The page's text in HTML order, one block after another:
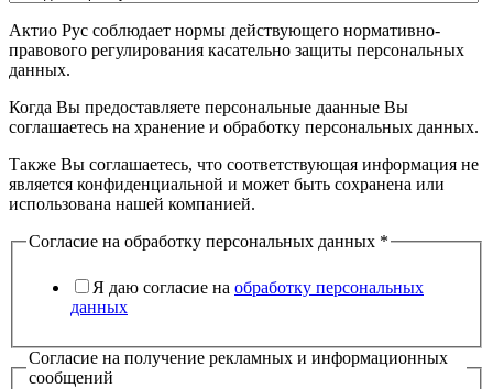
Актио Рус соблюдает нормы действующего нормативно-
правового регулирования касательно защиты персональных
данных.
Когда Вы предоставляете персональные даанные Вы
соглашаетесь на хранение и обработку персональных данных.
Также Вы соглашаетесь, что соответствующая информация не
является конфиденциальной и может быть сохранена или
использована нашей компанией.
Согласие на обработку персональных данных *
Я даю согласие на обработку персональных
данных
Согласие на получение рекламных и информационных
сообщений